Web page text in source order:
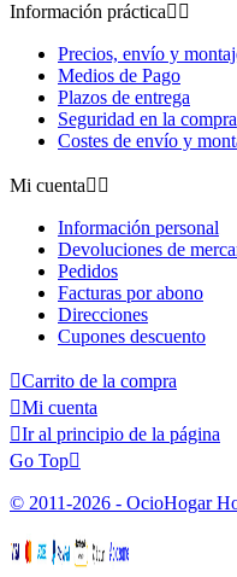
Información práctica 
Precios, envío y
Medios de Pago
Plazos de entrega
Seguridad en la compra
Costes de envío y
Mi cuenta 
Información personal
Devoluciones de
Pedidos
Facturas por abono
Direcciones
Cupones descuento
Carrito de la compra
Mi cuenta
Ir al principio de la página
Go Top
© 2011-2026 - OcioHogar